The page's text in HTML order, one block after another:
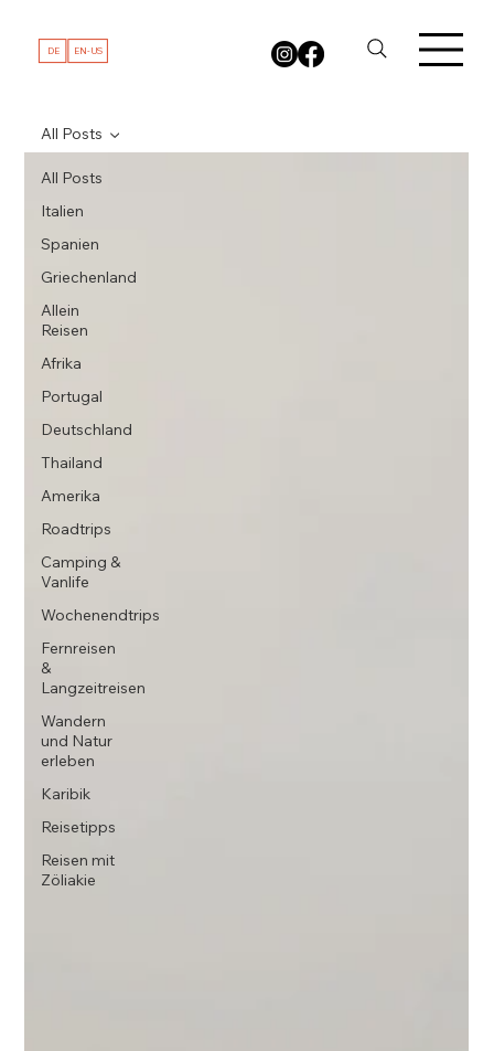
DE EN-US
All Posts
Italien
Spanien
Griechenland
Allein
Reisen
Afrika
Portugal
Deutschland
Thailand
Amerika
Roadtrips
Camping &
Vanlife
Wochenendtrips
Fernreisen
&
Langzeitreisen
Wandern
und Natur
erleben
Karibik
Reisetipps
Reisen mit
Zöliakie
All Posts